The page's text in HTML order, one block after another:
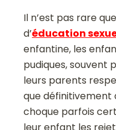
Il n’est pas rare
d’éducation
enfantine, les
pudiques, souvent
leurs parents
que définitivement
choque parfois
leur enfant les